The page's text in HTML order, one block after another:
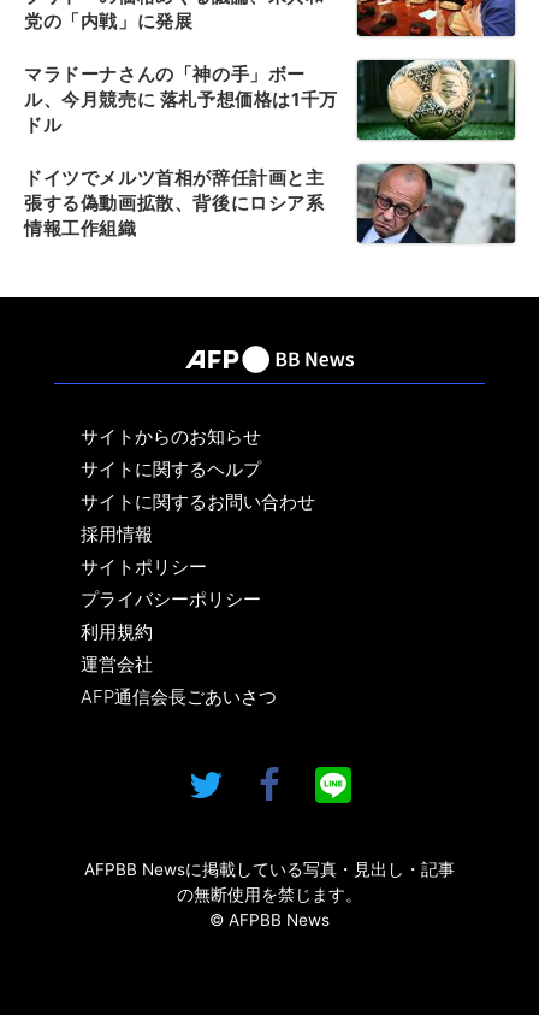
党の「内戦」に発展
マラドーナさんの「神の手」ボー
ル、今月競売に 落札予想価格は1千万
ドル
ドイツでメルツ首相が辞任計画と主
張する偽動画拡散、背後にロシア系
情報工作組織
サイトからのお知らせ
サイトに関するヘルプ
サイトに関するお問い合わせ
採用情報
サイトポリシー
プライバシーポリシー
利用規約
運営会社
AFP通信会長ごあいさつ
AFPBB Newsに掲載している写真・見出し・記事
の無断使用を禁じます。
© AFPBB News